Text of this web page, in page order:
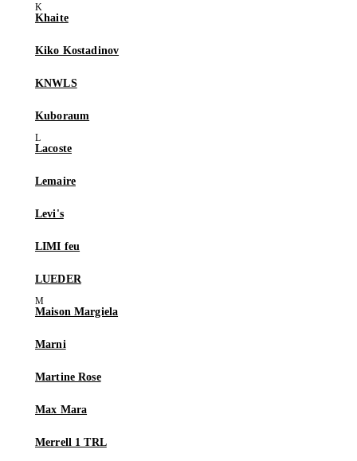
Khaite
Kiko Kostadinov
KNWLS
Kuboraum
Lacoste
Lemaire
Levi's
LIMI feu
LUEDER
Maison Margiela
Marni
Martine Rose
Max Mara
Merrell 1 TRL